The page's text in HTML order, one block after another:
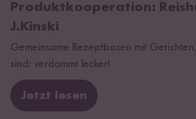
Produktkooperation:
J.Kinski
Gemeinsame Rezeptboxen mit
sind: verdammt lecker!
Jetzt lesen